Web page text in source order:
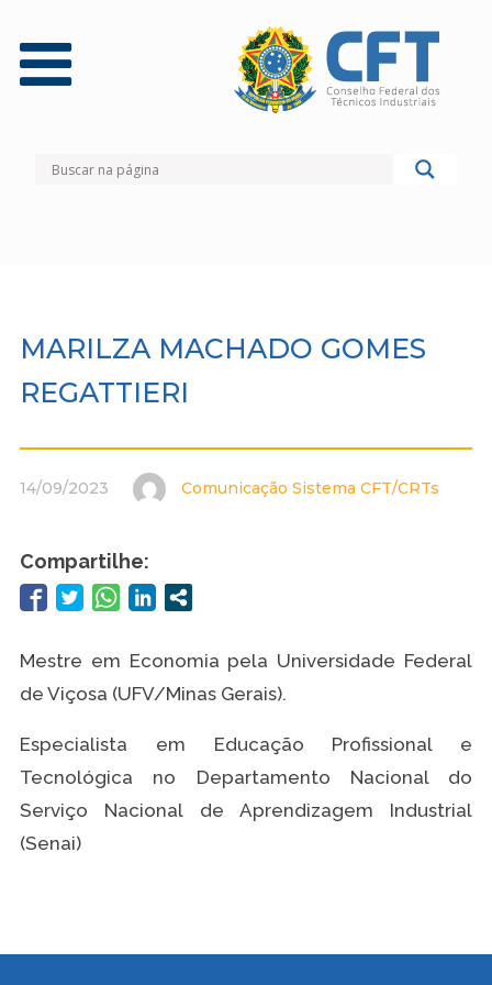
MARILZA MACHADO GOMES
REGATTIERI
14/09/2023 Comunicação Sistema CFT/CRTs
Compartilhe:
Mestre em Economia pela Universidade Federal
de Viçosa (UFV/Minas Gerais).
Especialista em Educação Profissional e
Tecnológica no Departamento Nacional do
Serviço Nacional de Aprendizagem Industrial
(Senai)